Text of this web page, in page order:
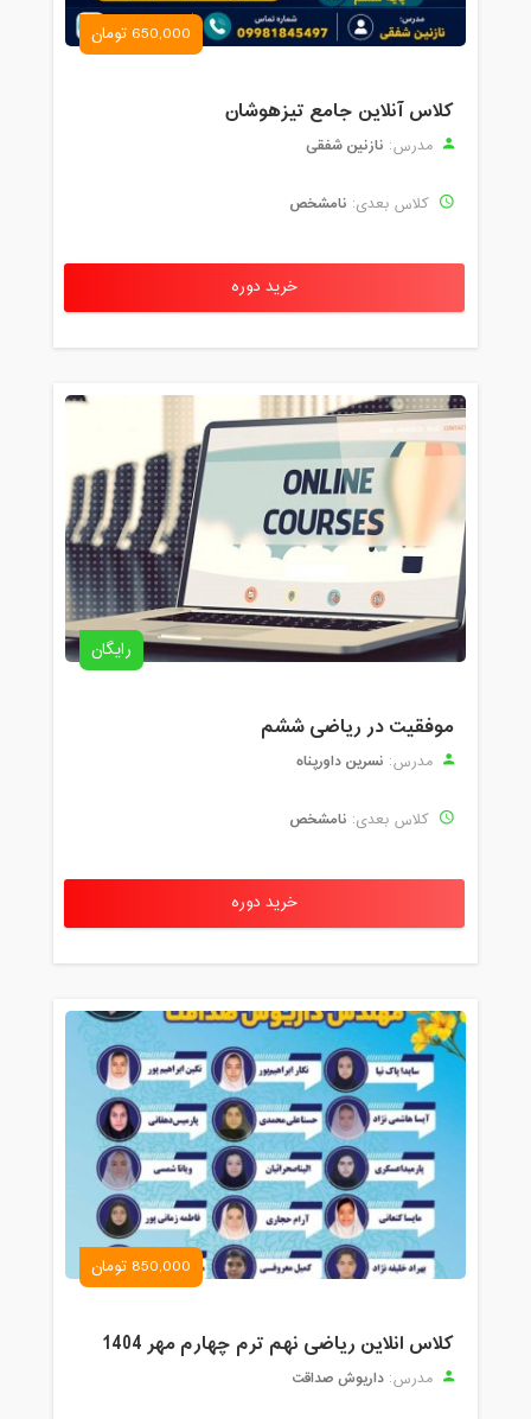
650,000 تومان
کلاس آنلاین جامع تیزهوشان
مدرس: نازنین شفقی
کلاس بعدی: نامشخص
خرید دوره
رایگان
موفقیت در ریاضی ششم
مدرس: نسرین داورپناه
کلاس بعدی: نامشخص
خرید دوره
850,000 تومان
کلاس انلاین ریاضی نهم ترم چهارم مهر 1404
مدرس: داریوش صداقت